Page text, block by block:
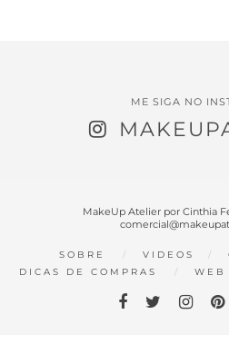
ME SIGA NO
MakeUp Atelier por Cinthia
SOBRE VIDEOS
DICAS DE COMPRAS
WEB